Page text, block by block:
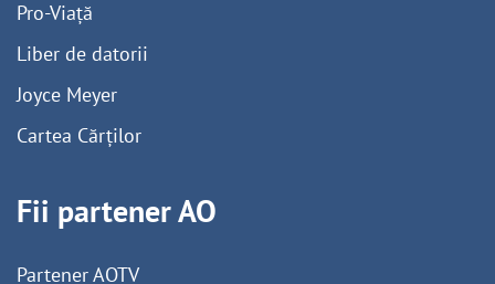
Pro-Viață
Liber de datorii
Joyce Meyer
Cartea Cărților
Fii partener AO
Partener AOTV